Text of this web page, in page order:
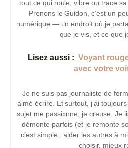
tout ce qui roule, vibre ou trace sa
Prenons le Guidon, c’est un
numérique — un endroit où je
que je vis, et ce que
Lisez aussi : Voyant
avec votre
Je ne suis pas journaliste de
aimé écrire. Et surtout, j’ai
sujet me passionne, je creuse. Je
démonte parfois (et je remonte
c’est simple : aider les autres à
choisir, mieux